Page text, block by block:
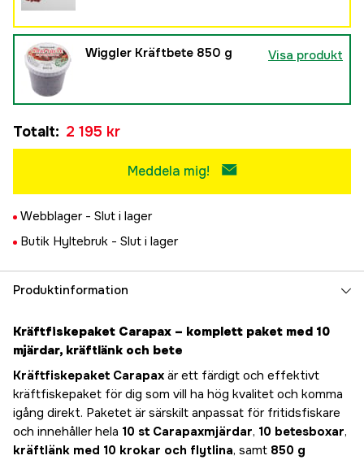
Wiggler Kräftbete 850 g Visa produkt
Totalt: 2 195 kr
Meddela mig!
Webblager - Slut i lager
Butik Hyltebruk - Slut i lager
Produktinformation
Kräftfiskepaket Carapax – komplett paket med 10
mjärdar, kräftlänk och bete
Kräftfiskepaket Carapax är ett färdigt och effektivt
kräftfiskepaket för dig som vill ha hög kvalitet och komma
igång direkt. Paketet är särskilt anpassat för fritidsfiskare
och innehåller hela 10 st Carapaxmjärdar, 10 betesboxar,
kräftlänk med 10 krokar och flytlina, samt 850 g